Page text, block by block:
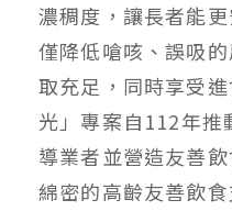
濃稠度，讓長者能
僅降低嗆咳、誤吸
取充足，同時享受
光」專案自112年推
導業者並營造友善
綿密的高齡友善飲